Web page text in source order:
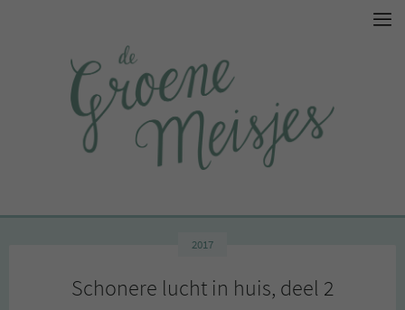
2017
Schonere lucht in huis, deel 2